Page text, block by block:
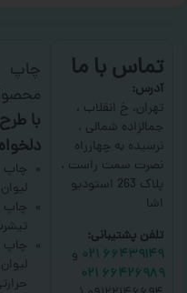
تماس با ما
آدرس:
تهران، خ انقلاب ،
جمالزاده شمالی ،
نرسیده به چهارراه
نصرت سمت راست ،
پلاک 263 استودیو
اشا
تلفن پشتیبانی:
۶۶۴۳۹۱۴۹ ۰۲۱
و
۶۶۴۲۶۹۸۹ ۰۲۱
چاپ
با طرح
دلخواه
چاپ
لیوان
چاپ
چاپ
لیوان